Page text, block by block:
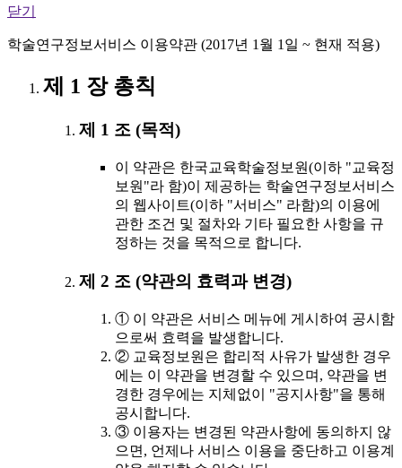
닫기
학술연구정보서비스 이용약관 (2017년 1월 1일 ~ 현재 적용)
제 1 장 총칙
제 1 조 (목적)
이 약관은 한국교육학술정보원(이하 "교육정
보원"라 함)이 제공하는 학술연구정보서비스
의 웹사이트(이하 "서비스" 라함)의 이용에
관한 조건 및 절차와 기타 필요한 사항을 규
정하는 것을 목적으로 합니다.
제 2 조 (약관의 효력과 변경)
① 이 약관은 서비스 메뉴에 게시하여 공시함
으로써 효력을 발생합니다.
② 교육정보원은 합리적 사유가 발생한 경우
에는 이 약관을 변경할 수 있으며, 약관을 변
경한 경우에는 지체없이 "공지사항"을 통해
공시합니다.
③ 이용자는 변경된 약관사항에 동의하지 않
으면, 언제나 서비스 이용을 중단하고 이용계